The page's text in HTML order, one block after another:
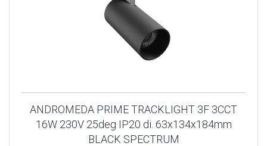
ANDROMEDA PRIME TRACKLIGHT 3F 3CCT
16W 230V 25deg IP20 di. 63x134x184mm
BLACK SPECTRUM